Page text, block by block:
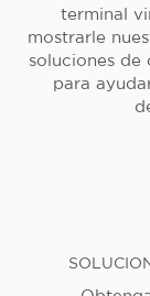
terminal
mostrarle
soluciones
para